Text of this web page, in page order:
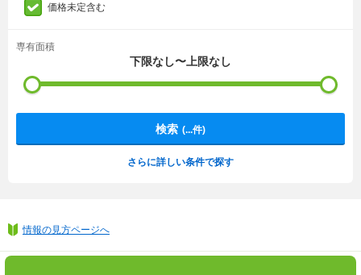
価格未定含む
専有面積
下限なし〜上限なし
検索 (...件)
さらに詳しい条件で探す
情報の見方ページへ